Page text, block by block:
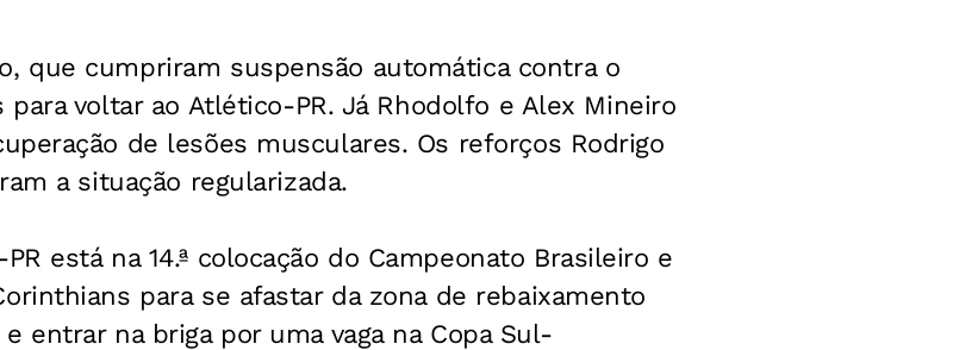
que cumpriram suspensão automática contra o
para voltar ao Atlético-PR. Já Rhodolfo e Alex Mineiro
de lesões musculares. Os reforços Rodrigo
a situação regularizada.
está na 14.ª colocação do Campeonato Brasileiro e
para se afastar da zona de rebaixamento
entrar na briga por uma vaga na Copa Sul-